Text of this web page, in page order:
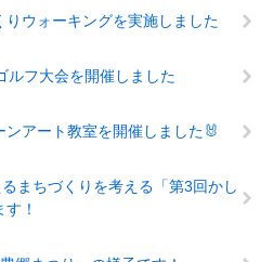
りウォーキングを実施しました
ルフ大会を開催しました
ンアート教室を開催しました🐰
まちづくりを考える「第3回かし
！